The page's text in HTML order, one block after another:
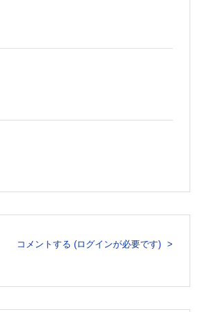
コメントする (ログインが必要です)